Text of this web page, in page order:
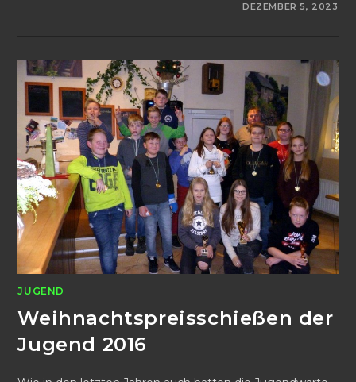
DEZEMBER 5, 2023
JUGEND
Weihnachtspreisschießen der
Jugend 2016